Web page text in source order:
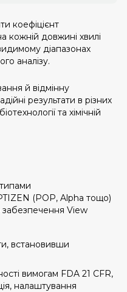
коефіцієнт
кожній довжині хвилі
діапазонах
аналізу.
й відмінну
результати в різних
та хімічній
(POP, Alpha тощо)
View
встановивши
вимогам FDA 21 CFR,
налаштування